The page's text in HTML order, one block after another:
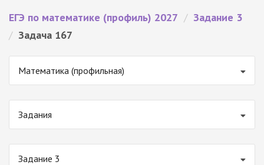
ЕГЭ по математике (профиль) 2027 / Задание 3
/ Задача 167
Математика (профильная)
Задания
Задание 3